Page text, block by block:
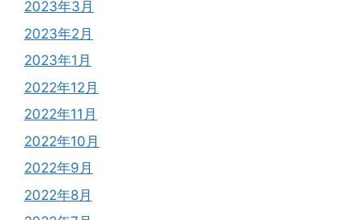
2023年3月
2023年2月
2023年1月
2022年12月
2022年11月
2022年10月
2022年9月
2022年8月